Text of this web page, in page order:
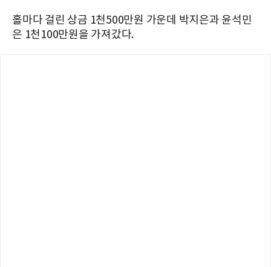
홀마다 걸린 상금 1천500만원 가운데 박지은과 윤석민
은 1천100만원을 가져갔다.